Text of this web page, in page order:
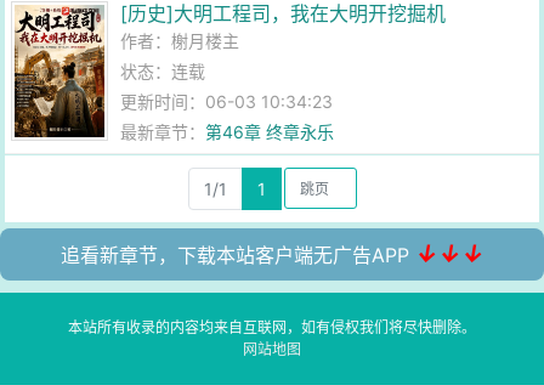
[历史]大明工程司，我在大明开挖掘机
作者：榭月楼主
状态：连载
更新时间：06-03 10:34:23
最新章节：第46章 终章永乐
1/1 1
追看新章节，下载本站客户端无广告APP ↓↓↓
本站所有收录的内容均来自互联网，如有侵权我们将尽快删除。
网站地图